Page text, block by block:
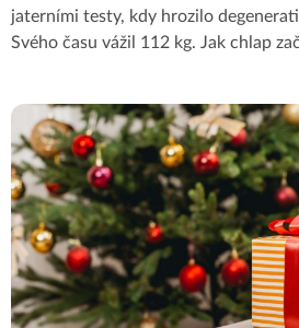
jaterními testy, kdy hrozilo
Svého času vážil 112 kg. Jak chlap